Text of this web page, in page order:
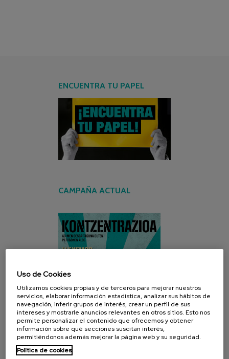
ENCUENTRA TU PAPEL
CAMPAÑA ACTUAL
Uso de Cookies
Utilizamos cookies propias y de terceros para mejorar nuestros
servicios, elaborar información estadística, analizar sus hábitos de
navegación, inferir grupos de interés, crear un perfil de sus
intereses y mostrarle anuncios relevantes en otros sitios. Esto nos
permite personalizar el contenido que ofrecemos y obtener
información sobre qué secciones suscitan interés,
permitiéndonos además mejorar la página web y su seguridad.
Política de cookies